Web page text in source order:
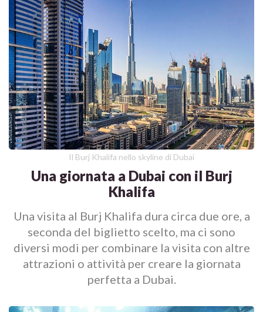
Il Burj Khalifa nello skyline di Dubai
Una giornata a Dubai con il Burj
Khalifa
Una visita al Burj Khalifa dura circa due ore, a
seconda del biglietto scelto, ma ci sono
diversi modi per combinare la visita con altre
attrazioni o attività per creare la giornata
perfetta a Dubai.